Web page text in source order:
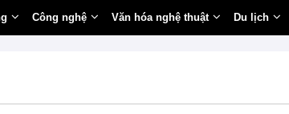
Công nghệ Văn hóa nghệ thuật Du lịch